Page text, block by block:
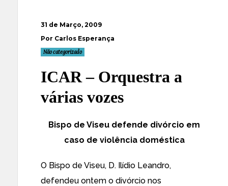
31 de Março, 2009
Por Carlos Esperança
Não categorizado
ICAR – Orquestra a
várias vozes
Bispo de Viseu defende divórcio em
caso de violência doméstica
O Bispo de Viseu, D. Ilídio Leandro,
defendeu ontem o divórcio nos